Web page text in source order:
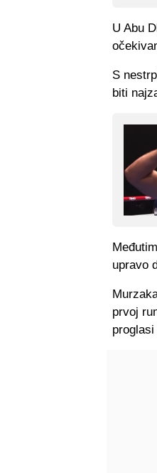
U Abu
S
biti
upravo
prvoj